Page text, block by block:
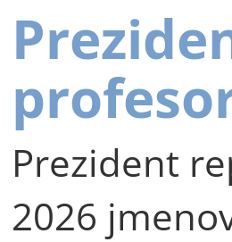
Prezident
2026